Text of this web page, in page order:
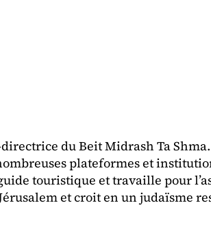
du Beit Midrash Ta
plateformes et
touristique et travaille pour
et croit en un judaïsme